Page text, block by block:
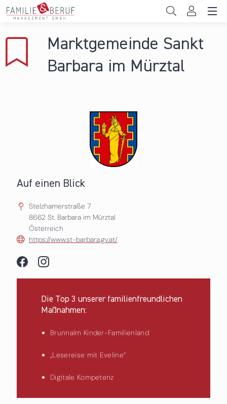
Direkt zum Inhalt
Gemeinden
Marktgemeinde Sankt
Barbara im Mürztal
Auf einen Blick
Stelzhamerstraße 7
8662 St. Barbara im Mürztal
Österreich
https://www.st-barbara.gv.at/
Die Top 3 unserer familienfreundlichen
Maßnahmen:
Brunnalm Kinder-Familienland
„Lesereise mit Eveline“
Digitale Kompetenz